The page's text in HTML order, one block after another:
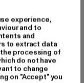
TEE UPSCALE
Preis: 20,99 EUR
24,99 EURAktionspreis:
experience,
and to
and
to extract data
processing of
do not have
to change
on "Accept" you